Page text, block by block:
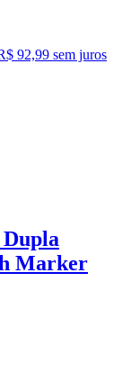
92,99 sem juros
Marker